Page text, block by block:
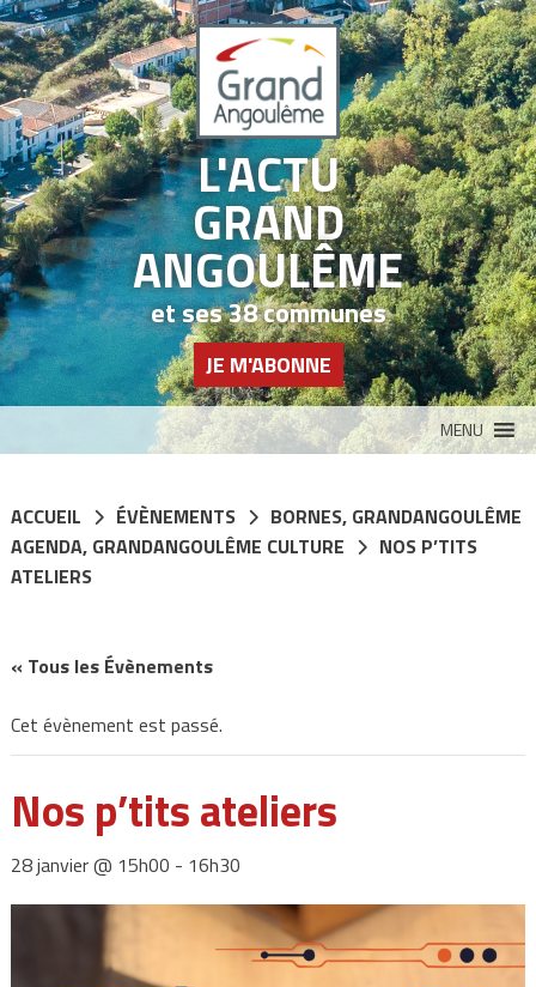
L'ACTU
GRAND
ANGOULÊME
et ses 38 communes
JE M'ABONNE
MENU
ACCUEIL ÉVÈNEMENTS BORNES, GRANDANGOULÊME
AGENDA, GRANDANGOULÊME CULTURE
NOS P’TITS
ATELIERS
« Tous les Évènements
Cet évènement est passé.
Nos p’tits ateliers
28 janvier @ 15h00 - 16h30
Panneau de gestion des cookies